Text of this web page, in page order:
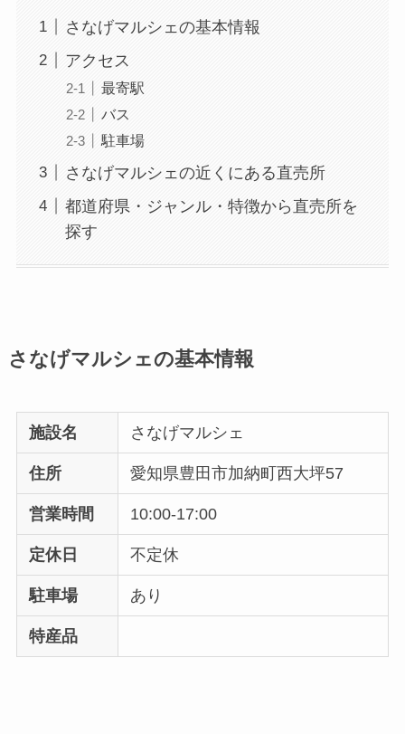
さなげマルシェの基本情報
アクセス
最寄駅
バス
駐車場
さなげマルシェの近くにある直売所
都道府県・ジャンル・特徴から直売所を
探す
さなげマルシェの基本情報
施設名 さなげマルシェ
住所 愛知県豊田市加納町西大坪57
営業時間 10:00-17:00
定休日 不定休
駐車場 あり
特産品